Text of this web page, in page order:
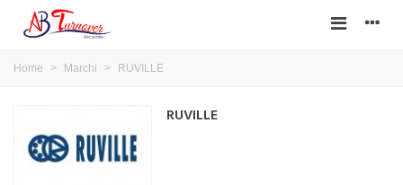
Home > Marchi > RUVILLE
RUVILLE